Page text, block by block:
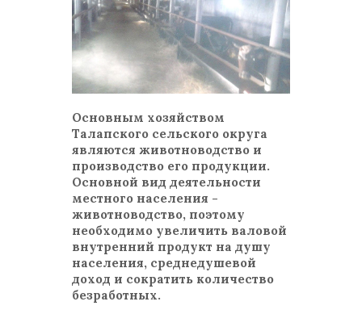
Основным хозяйством
Талапского сельского округа
являются животноводство и
производство его продукции.
Основной вид деятельности
местного населения -
животноводство, поэтому
необходимо увеличить валовой
внутренний продукт на душу
населения, среднедушевой
доход и сократить количество
безработных.